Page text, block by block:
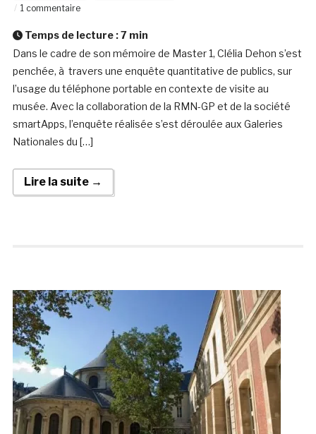
1 commentaire
Temps de lecture :7 min
Dans le cadre de son mémoire de Master 1, Clélia Dehon s’est
penchée, à travers une enquête quantitative de publics, sur
l’usage du téléphone portable en contexte de visite au
musée. Avec la collaboration de la RMN-GP et de la société
smartApps, l’enquête réalisée s’est déroulée aux Galeries
Nationales du […]
Lire la suite →